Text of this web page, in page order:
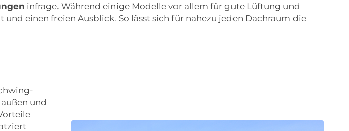
infrage. Während einige Modelle vor allem für gute Lüftung und
einen freien Ausblick. So lässt sich für nahezu jeden Dachraum die
und